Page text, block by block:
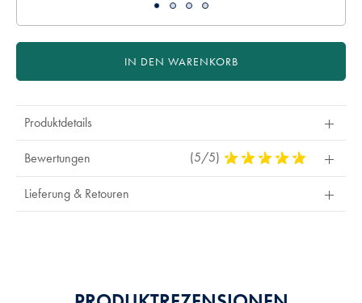
IN DEN WARENKORB
Produktdetails
Bewertungen (5/5) 5
Lieferung & Retouren